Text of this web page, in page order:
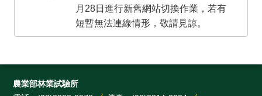
月28日進行新舊網站切換作業，若有
短暫無法連線情形，敬請見諒。
農業部林業試驗所